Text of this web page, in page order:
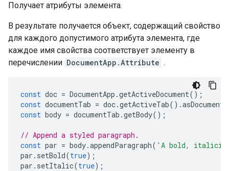
Получает атрибуты элемента.
В результате получается объект, содержащий свойство
для каждого допустимого атрибута элемента, где
каждое имя свойства соответствует элементу в
перечислении DocumentApp.Attribute .
const doc = DocumentApp .getActiveDocument();
const documentTab = doc.getActiveTab().
const body = documentTab .getBody();
// Append a styled paragraph.
const par = body.appendParagraph( 'A bold,
par . setBold(true);
par . setItalic(true);